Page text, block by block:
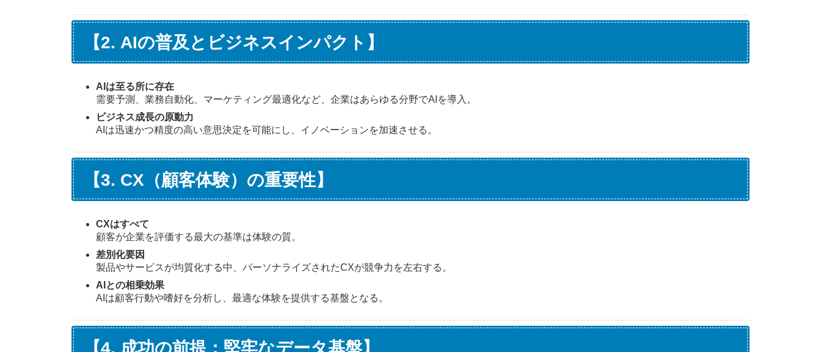
【2. AIの普及とビジネスインパクト】
AIは至る所に存在
需要予測、業務自動化、マーケティング最適化など、企業はあらゆる分野でAIを導入。
ビジネス成長の原動力
AIは迅速かつ精度の高い意思決定を可能にし、イノベーションを加速させる。
【3. CX（顧客体験）の重要性】
CXはすべて
顧客が企業を評価する最大の基準は体験の質。
差別化要因
製品やサービスが均質化する中、パーソナライズされたCXが競争力を左右する。
AIとの相乗効果
AIは顧客行動や嗜好を分析し、最適な体験を提供する基盤となる。
【4. 成功の前提：堅牢なデータ基盤】